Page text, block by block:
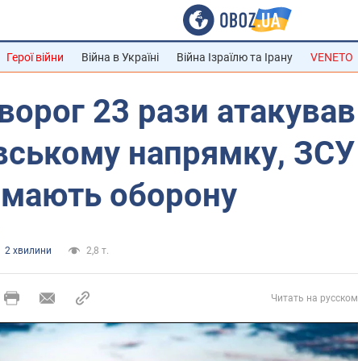
Герої війни Війна в Україні Війна Ізраїлю та Ірану VENETO
23 рази атакував
напрямку, ЗСУ
оборону
2 хвилини 2,8 т.
Читать на русском